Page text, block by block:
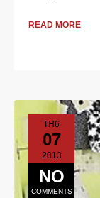
READ MORE
TH6
07
2013
NO
COMMENTS